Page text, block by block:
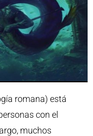
romana) está
con el
muchos